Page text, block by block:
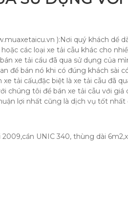
):Nơi quý khách dể
các loại xe tải cẫu khác cho
xe tải cẩu đã qua sử dụng của
để bán nó khi có đúng khách sài
tải cấu,đặc biệt là xe tải cẫu đã
chúng tôi để bán xe tải cẫu với giá
lợi nhất cũng là dịch vụ tốt
UNIC 340, thùng dài